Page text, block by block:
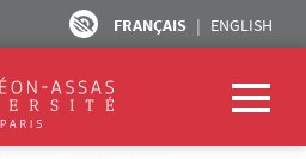
FRANÇAIS ENGLISH